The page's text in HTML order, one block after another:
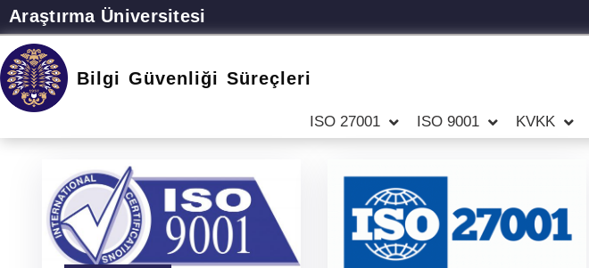
Araştırma Üniversitesi
Bilgi Güvenliği Süreçleri
ISO 27001 ISO 9001 KVKK